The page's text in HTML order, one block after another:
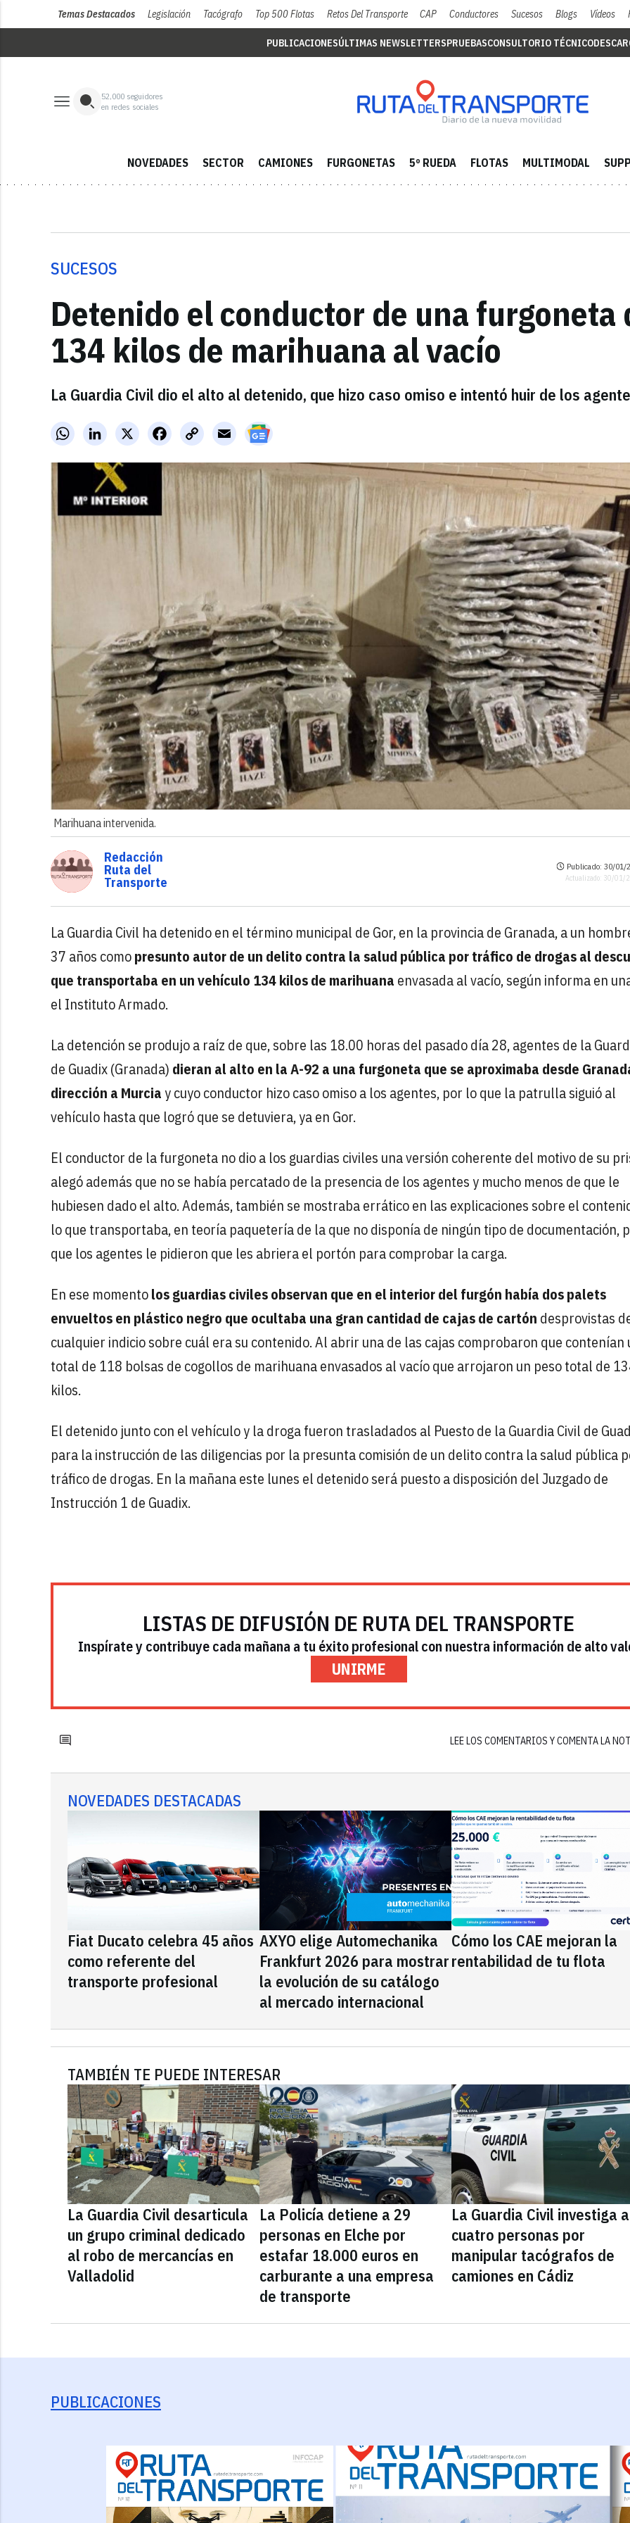
Temas Destacados Legislación Tacógrafo Top 500 Flotas Retos Del Transporte CAP Conductores Sucesos Blogs Vídeos
PUBLICACIONESÚLTIMAS NEWSLETTERSPRUEBASCONSULTORIO TÉCNICO
52,000 seguidores
en redes sociales
NOVEDADES SECTOR CAMIONES FURGONETAS 5º RUEDA FLOTAS MULTIMODAL
SUCESOS
Detenido el conductor de una
134 kilos de marihuana al vacío
La Guardia Civil dio el alto al detenido, que hizo caso omiso e intentó huir de los
WhatsAppLinkedInX FacebookCopy
Link
Email
Marihuana intervenida.
Redacción
Ruta del
Transporte
Publicado: 30/01/
Actualizado: 30/01/
La Guardia Civil ha detenido en el término municipal de Gor, en la provincia de Granada, a un
37 años comopresunto autor de un delito contra la salud pública por tráfico de drogas al
que transportaba en un vehículo 134 kilos de marihuana envasada al vacío, según informa en
el Instituto Armado.
La detención se produjo a raíz de que, sobre las 18.00 horas del pasado día 28, agentes de la
de Guadix (Granada) dieran al alto en la A-92 a una furgoneta que se aproximaba desde
dirección a Murciay cuyo conductor hizo caso omiso a los agentes, por lo que la patrulla siguió al
vehículo hasta que logró que se detuviera, ya en Gor.
El conductor de la furgoneta no dio a los guardias civiles una versión coherente del motivo de su
alegó además que no se había percatado de la presencia de los agentes y mucho menos de que le
hubiesen dado el alto. Además, también se mostraba errático en las explicaciones sobre el
lo que transportaba, en teoría paquetería de la que no disponía de ningún tipo de documentación,
que los agentes le pidieron que les abriera el portón para comprobar la carga.
En ese momentolos guardias civiles observan que en el interior del furgón había dos palets
envueltos en plástico negro que ocultaba una gran cantidad de cajas de cartón desprovistas
cualquier indicio sobre cuál era su contenido. Al abrir una de las cajas comprobaron que contenían
total de 118 bolsas de cogollos de marihuana envasados al vacío que arrojaron un peso total de
kilos.
El detenido junto con el vehículo y la droga fueron trasladados al Puesto de la Guardia Civil de
para la instrucción de las diligencias por la presunta comisión de un delito contra la salud pública
tráfico de drogas. En la mañana este lunes el detenido será puesto a disposición del Juzgado de
Instrucción 1 de Guadix.
LISTAS DE DIFUSIÓN DE RUTA DEL TRANSPORTE
Inspírate y contribuye cada mañana a tu éxito profesional con nuestra información de alto
UNIRME
LEE LOS COMENTARIOS Y COMENTA LA
NOVEDADES DESTACADAS
Fiat Ducato celebra 45 años
como referente del
transporte profesional
AXYO elige Automechanika
Frankfurt 2026 para mostrar
la evolución de su catálogo
al mercado internacional
Cómo los CAE mejoran la
rentabilidad de tu flota
TAMBIÉN TE PUEDE INTERESAR
La Guardia Civil desarticula
un grupo criminal dedicado
al robo de mercancías en
Valladolid
La Policía detiene a 29
personas en Elche por
estafar 18.000 euros en
carburante a una empresa
de transporte
La Guardia Civil investiga a
cuatro personas por
manipular tacógrafos de
camiones en Cádiz
PUBLICACIONES